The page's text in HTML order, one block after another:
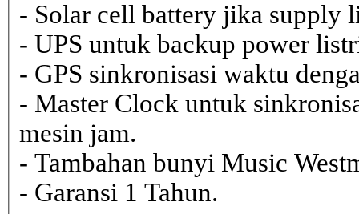
- Solar cell battery jika supply
- UPS untuk backup power
- GPS sinkronisasi waktu
- Master Clock untuk
mesin jam.
- Tambahan bunyi Music
- Garansi 1 Tahun.